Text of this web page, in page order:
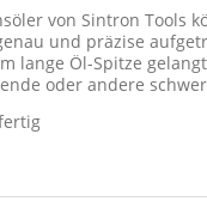
von Sintron Tools
und präzise
lange Öl-Spitze
oder andere